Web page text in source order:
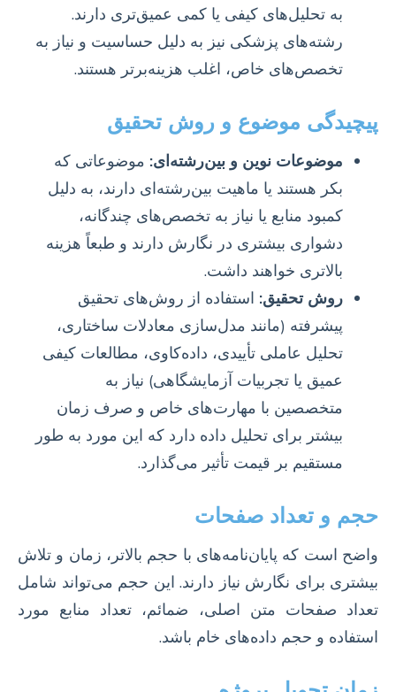
به تحلیل‌های کیفی یا کمی عمیق‌تری دارند.
رشته‌های پزشکی نیز به دلیل حساسیت و نیاز به
تخصص‌های خاص، اغلب هزینه‌برتر هستند.
پیچیدگی موضوع و روش تحقیق
موضوعات نوین و بین‌رشته‌ای: موضوعاتی که
بکر هستند یا ماهیت بین‌رشته‌ای دارند، به دلیل
کمبود منابع یا نیاز به تخصص‌های چندگانه،
دشواری بیشتری در نگارش دارند و طبعاً هزینه
بالاتری خواهند داشت.
روش تحقیق: استفاده از روش‌های تحقیق
پیشرفته (مانند مدل‌سازی معادلات ساختاری،
تحلیل عاملی تأییدی، داده‌کاوی، مطالعات کیفی
عمیق یا تجربیات آزمایشگاهی) نیاز به
متخصصین با مهارت‌های خاص و صرف زمان
بیشتر برای تحلیل داده دارد که این مورد به طور
مستقیم بر قیمت تأثیر می‌گذارد.
حجم و تعداد صفحات
واضح است که پایان‌نامه‌های با حجم بالاتر، زمان و تلاش
بیشتری برای نگارش نیاز دارند. این حجم می‌تواند شامل
تعداد صفحات متن اصلی، ضمائم، تعداد منابع مورد
استفاده و حجم داده‌های خام باشد.